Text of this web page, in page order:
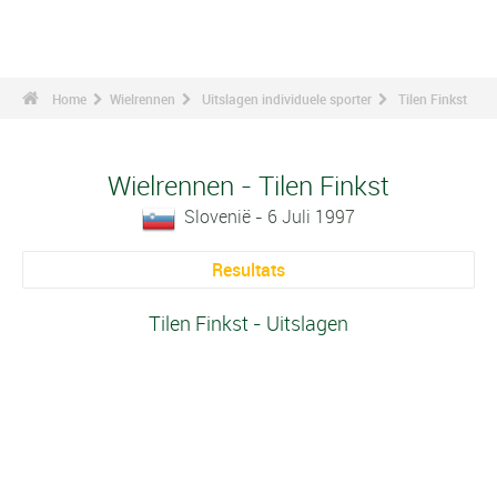
Home Wielrennen Uitslagen individuele sporter Tilen Finkst
Wielrennen - Tilen Finkst
Slovenië - 6 Juli 1997
Resultats
Tilen Finkst - Uitslagen